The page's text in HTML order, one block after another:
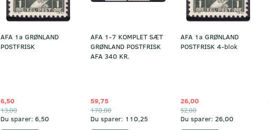
AFA 1a GRØNLAND
POSTFRISK
6,50
13,00
Du sparer: 6,50
AFA 1-7 KOMPLET SÆT
GRØNLAND POSTFRISK
AFA 340 KR.
59,75
170,00
Du sparer: 110,25
AFA 1a GRØNLAND
POSTFRISK 4-blok
26,00
52,00
Du sparer: 26,00